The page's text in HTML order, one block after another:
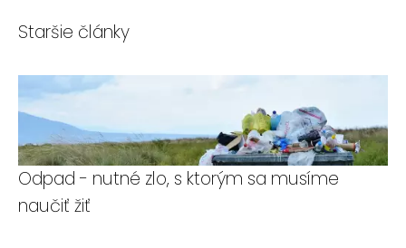
Staršie články
Odpad - nutné zlo, s ktorým sa musíme
naučiť žiť